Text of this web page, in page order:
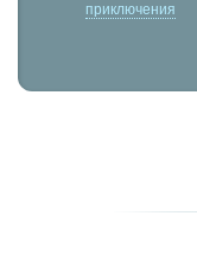
приключения